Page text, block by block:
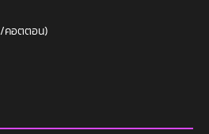
/คอตตอน)